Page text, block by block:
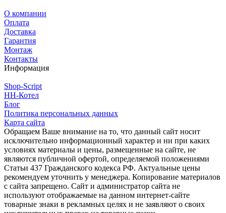
О компании
Оплата
Доставка
Гарантия
Монтаж
Контакты
Информация
Shop-Script
НН-Котел
Блог
Политика персональных данных
Карта сайта
Обращаем Ваше внимание на то, что данный сайт носит
исключительно информационный характер и ни при каких
условиях материалы и цены, размещенные на сайте, не
являются публичной офертой, определяемой положениями
Статьи 437 Гражданского кодекса РФ. Актуальные цены
рекомендуем уточнить у менеджера. Копирование материалов
с сайта запрещено. Сайт и администратор сайта не
используют отображаемые на данном интернет-сайте
товарные знаки в рекламных целях и не заявляют о своих